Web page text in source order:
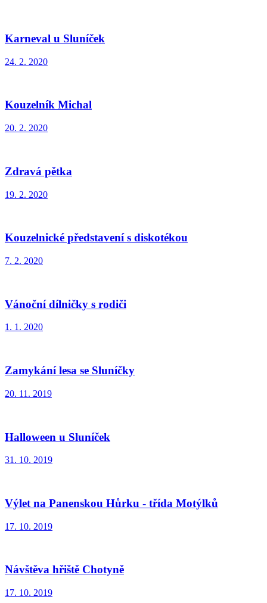
Karneval u Sluníček
24. 2. 2020
Kouzelník Michal
20. 2. 2020
Zdravá pětka
19. 2. 2020
Kouzelnické představení s diskotékou
7. 2. 2020
Vánoční dílničky s rodiči
1. 1. 2020
Zamykání lesa se Sluníčky
20. 11. 2019
Halloween u Sluníček
31. 10. 2019
Výlet na Panenskou Hůrku - třída Motýlků
17. 10. 2019
Návštěva hřiště Chotyně
17. 10. 2019